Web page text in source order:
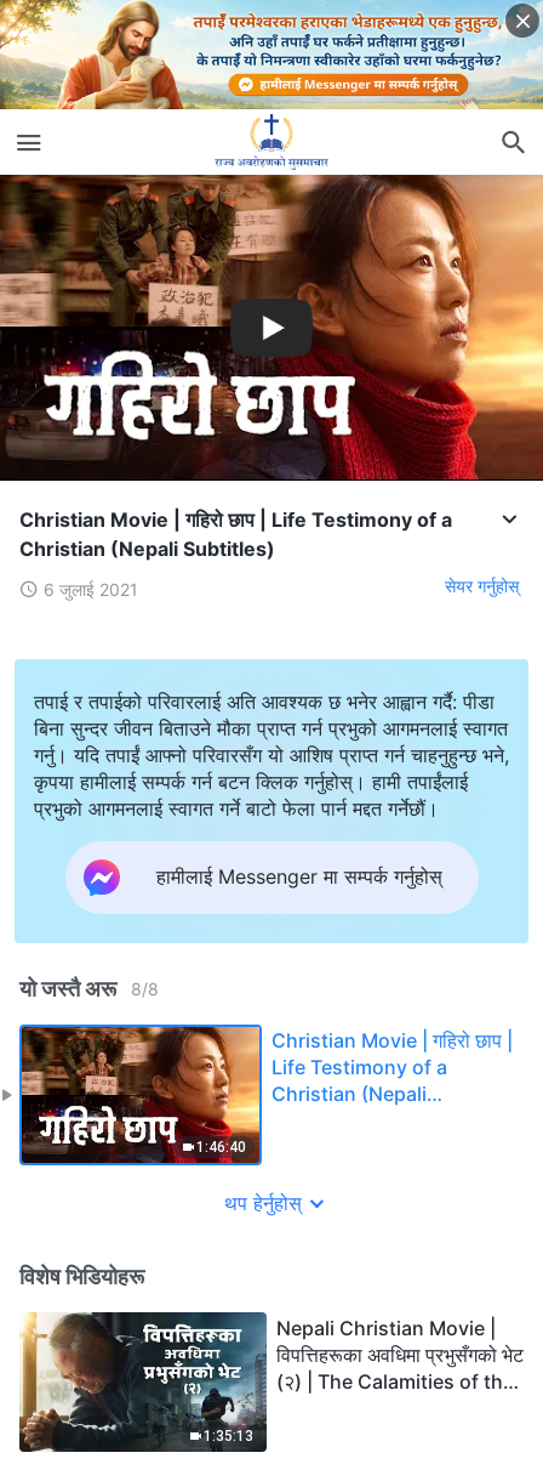
Christian Movie | गहिरो छाप | Life Testimony of a
Christian (Nepali Subtitles)
6 जुलाई 2021 सेयर गर्नुहोस्
तपाई र तपाईको परिवारलाई अति आवश्यक छ भनेर आह्वान गर्दै: पीडा
बिना सुन्दर जीवन बिताउने मौका प्राप्त गर्न प्रभुको आगमनलाई स्वागत
गर्नु। यदि तपाईं आफ्नो परिवारसँग यो आशिष प्राप्त गर्न चाहनुहुन्छ भने,
कृपया हामीलाई सम्पर्क गर्न बटन क्लिक गर्नुहोस्। हामी तपाईंलाई
प्रभुको आगमनलाई स्वागत गर्ने बाटो फेला पार्न मद्दत गर्नेछौं।
हामीलाई Messenger मा सम्पर्क गर्नुहोस्
यो जस्तै अरू 8/8
1:46:40
Christian Movie | गहिरो छाप |
Life Testimony of a
Christian (Nepali
थप हेर्नुहोस्
विशेष भिडियोहरू
1:35:13
Nepali Christian Movie |
विपत्तिहरूका अवधिमा प्रभुसँगको भेट
(२) | The Calamities of the